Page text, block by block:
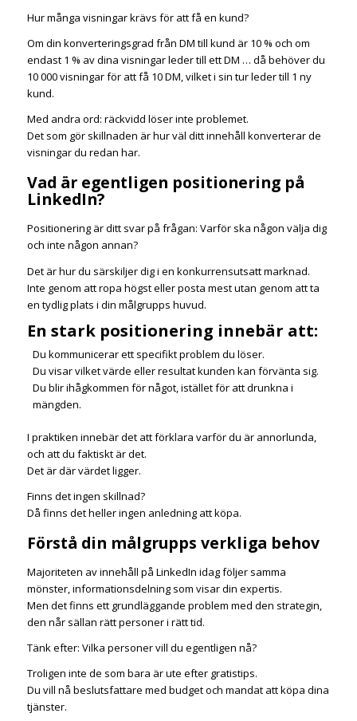
Hur många visningar krävs för att få en kund?
Om din konverteringsgrad från DM till kund är 10 % och om
endast 1 % av dina visningar leder till ett DM … då behöver du
10 000 visningar för att få 10 DM, vilket i sin tur leder till 1 ny
kund.
Med andra ord: räckvidd löser inte problemet.
Det som gör skillnaden är hur väl ditt innehåll konverterar de
visningar du redan har.
Vad är egentligen positionering på
LinkedIn?
Positionering är ditt svar på frågan: Varför ska någon välja dig
och inte någon annan?
Det är hur du särskiljer dig i en konkurrensutsatt marknad.
Inte genom att ropa högst eller posta mest utan genom att ta
en tydlig plats i din målgrupps huvud.
En stark positionering innebär att:
Du kommunicerar ett specifikt problem du löser.
Du visar vilket värde eller resultat kunden kan förvänta sig.
Du blir ihågkommen för något, istället för att drunkna i
mängden.
I praktiken innebär det att förklara varför du är annorlunda,
och att du faktiskt är det.
Det är där värdet ligger.
Finns det ingen skillnad?
Då finns det heller ingen anledning att köpa.
Förstå din målgrupps verkliga behov
Majoriteten av innehåll på LinkedIn idag följer samma
mönster, informationsdelning som visar din expertis.
Men det finns ett grundläggande problem med den strategin,
den når sällan rätt personer i rätt tid.
Tänk efter: Vilka personer vill du egentligen nå?
Troligen inte de som bara är ute efter gratistips.
Du vill nå beslutsfattare med budget och mandat att köpa dina
tjänster.